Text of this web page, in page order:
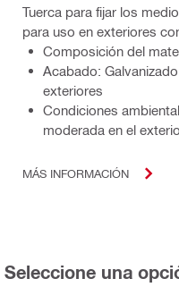
Tuerca para fijar los
para uso en exteriores
Composición del
Acabado:
exteriores
Condiciones
moderada en el
MÁS INFORMACIÓN
Seleccione una